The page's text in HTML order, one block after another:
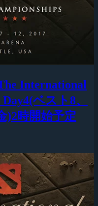
International
ベスト8、
)2時開始予定